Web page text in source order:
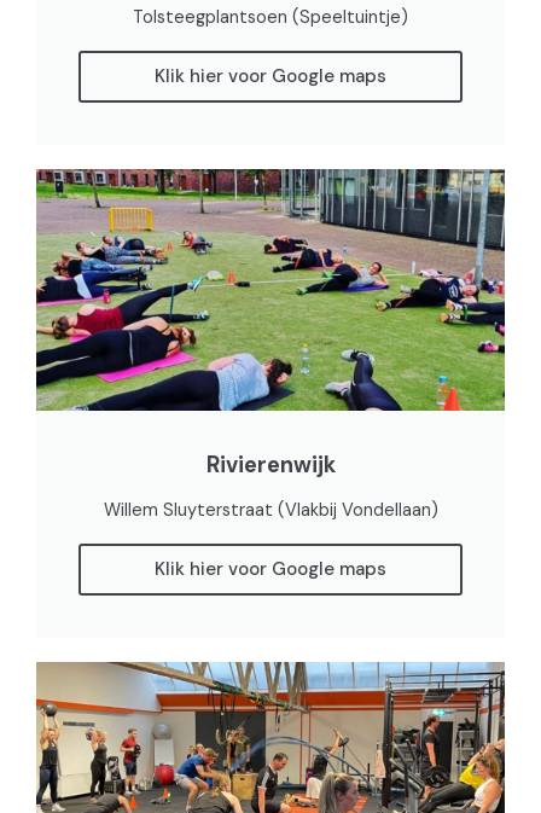
Tolsteegplantsoen (Speeltuintje)
Klik hier voor Google maps
Rivierenwijk
Willem Sluyterstraat (Vlakbij Vondellaan)
Klik hier voor Google maps